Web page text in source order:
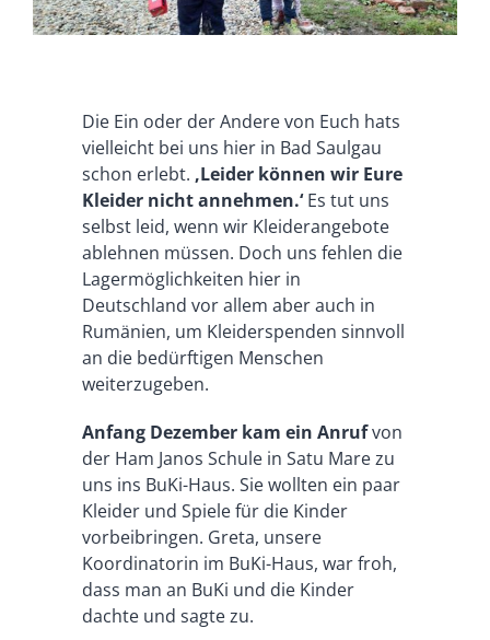
Die Ein oder der Andere von Euch hats
vielleicht bei uns hier in Bad Saulgau
schon erlebt. ‚Leider können wir Eure
Kleider nicht annehmen.‘Es tut uns
selbst leid, wenn wir Kleiderangebote
ablehnen müssen. Doch uns fehlen die
Lagermöglichkeiten hier in
Deutschland vor allem aber auch in
Rumänien, um Kleiderspenden sinnvoll
an die bedürftigen Menschen
weiterzugeben.
Anfang Dezember kam ein Anrufvon
der Ham Janos Schule in Satu Mare zu
uns ins BuKi-Haus. Sie wollten ein paar
Kleider und Spiele für die Kinder
vorbeibringen. Greta, unsere
Koordinatorin im BuKi-Haus, war froh,
dass man an BuKi und die Kinder
dachte und sagte zu.